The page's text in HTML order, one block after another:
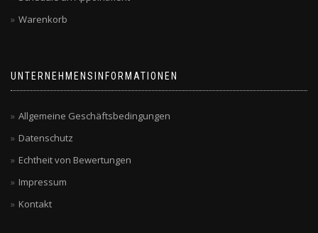
Warenkorb
UNTERNEHMENSINFORMATIONEN
Allgemeine Geschäftsbedingungen
Datenschutz
Echtheit von Bewertungen
Impressum
Kontakt